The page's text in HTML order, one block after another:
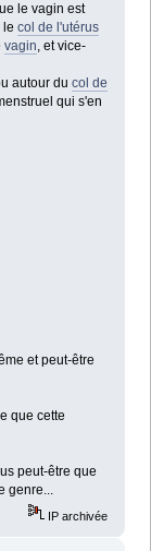
le vagin est
lecol de l'utérus
vagin, et vice-
autour ducol de
qui s'en
et peut-être
que cette
peut-être que
genre...
IP archivée